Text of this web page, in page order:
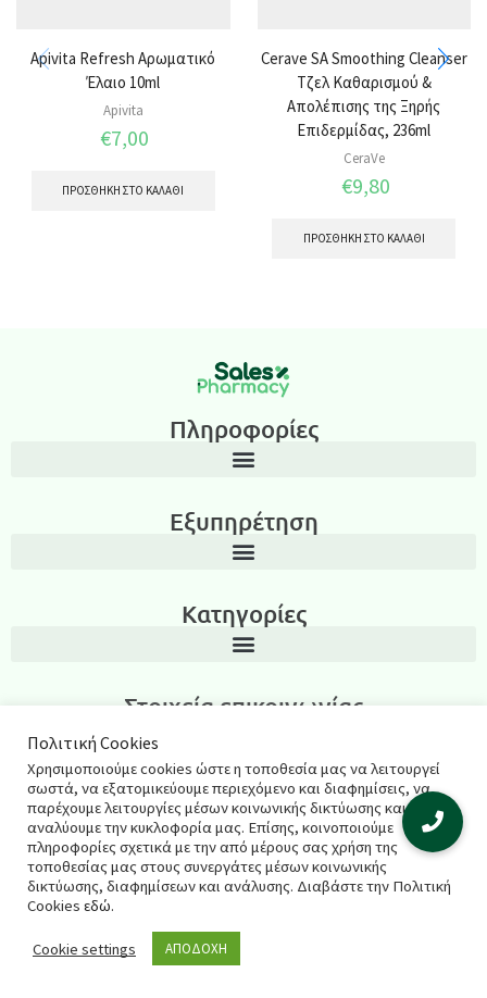
Apivita Refresh Αρωματικό
Έλαιο 10ml
Apivita
€7,00
ΠΡΟΣΘΉΚΗ ΣΤΟ ΚΑΛΆΘΙ
Cerave SA Smoothing Cleanser
Τζελ Καθαρισμού &
Απολέπισης της Ξηρής
Επιδερμίδας, 236ml
CeraVe
€9,80
ΠΡΟΣΘΉΚΗ ΣΤΟ ΚΑΛΆΘΙ
Πληροφορίες
Εξυπηρέτηση
Κατηγορίες
Στοιχεία επικοινωνίας
Λεωνίδα Ιασωνίδου 3, Περιοχή Καμάρα, Θεσσαλονίκη T.K.: 54635
2311270795
salespharmacyshop@gmail.com
© 2021 salespharmacy.gr – Σχεδιασμός & κατασκευή
ιστοσελίδας
Πολιτική Cookies
Χρησιμοποιούμε cookies ώστε η τοποθεσία μας να λειτουργεί
σωστά, να εξατομικεύουμε περιεχόμενο και διαφημίσεις, να
παρέχουμε λειτουργίες μέσων κοινωνικής δικτύωσης και να
αναλύουμε την κυκλοφορία μας. Επίσης, κοινοποιούμε
πληροφορίες σχετικά με την από μέρους σας χρήση της
τοποθεσίας μας στους συνεργάτες μέσων κοινωνικής
δικτύωσης, διαφημίσεων και ανάλυσης. Διαβάστε την Πολιτική
Cookies εδώ.
Cookie settings ΑΠΟΔΟΧΗ